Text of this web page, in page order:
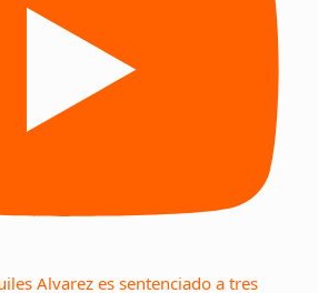
Alvarez es sentenciado a tres